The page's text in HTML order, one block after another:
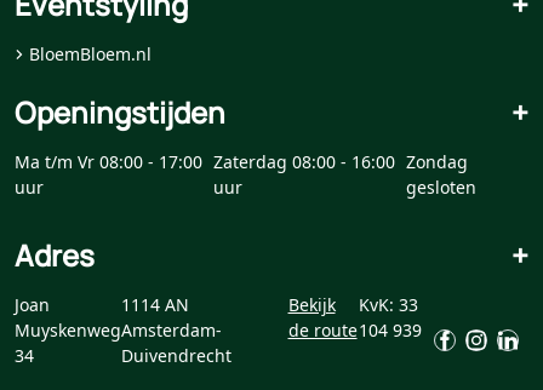
BloemBloem.nl
Openingstijden +
Ma t/m Vr 08:00 - 17:00
uur
Zaterdag 08:00 - 16:00
uur
Zondag
gesloten
Adres +
Joan
Muyskenweg
34
1114 AN
Amsterdam-
Duivendrecht
Bekijk
de route
KvK: 33
104 939